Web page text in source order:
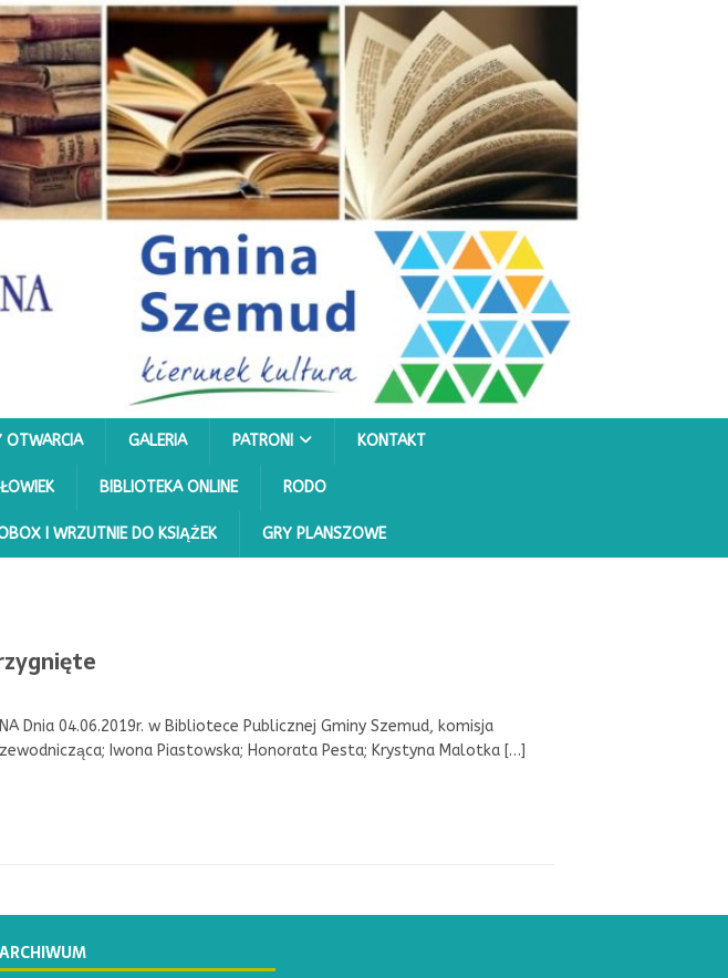
OTWARCIA GALERIA PATRONI KONTAKT
BIBLIOTEKA ONLINE RODO
I WRZUTNIE DO KSIĄŻEK GRY PLANSZOWE
Dnia 04.06.2019r. w Bibliotece Publicznej Gminy Szemud, komisja
Iwona Piastowska; Honorata Pesta; Krystyna Malotka […]
ARCHIWUM